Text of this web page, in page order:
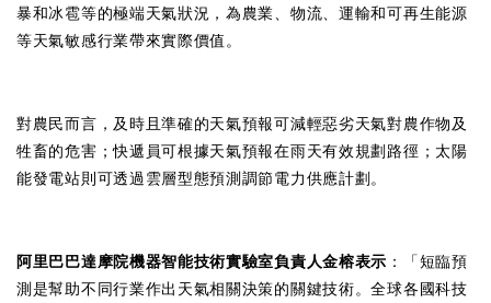
暴和冰雹等的極端天氣狀況，為農業、物流、運輸和可再生能源
等天氣敏感行業帶來實際價值。
對農民而言，及時且準確的天氣預報可減輕惡劣天氣對農作物及
牲畜的危害；快遞員可根據天氣預報在雨天有效規劃路徑；太陽
能發電站則可透過雲層型態預測調節電力供應計劃。
阿里巴巴達摩院機器智能技術實驗室負責人金榕表示 ：「短臨預
測是幫助不同行業作出天氣相關決策的關鍵技術。全球各國科技